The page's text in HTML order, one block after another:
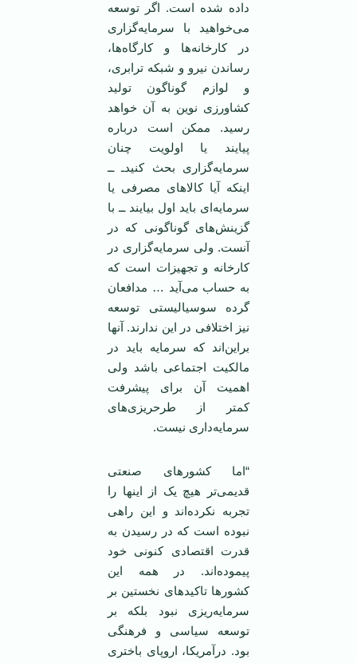
داده شده است. اگر توسعه
می‌خواهید با سرمایه‌گزاری
در کارخانه‌ها و کارگاه‌ها،
رساندن نیرو و شبکه ترابری،
و لوازم گوناگون تولید
کشاورزی نوین به آن خواهد
رسید. ممکن است درباره
پیایند یا اولویت چنان
سرمایه‌گزاری بحث کنیدـ ــ
اینکه آیا کالاهای مصرفی یا
سرمایه‌ای باید اول بیایند ــ با
گزینش‌های گوناگونی که در
آنست. ولی سرمایه‌گزاری در
کارخانه و تجهیزات است که
به حساب می‌آید … مدافعان
گرده سوسیالیستی توسعه
نیز اختلافی در این ندارند. آنها
براین‌اند که سرمایه باید در
مالکیت اجتماعی باشد ولی
اهمیت آن برای پیشرفت
کمتر از طرحریزی‌های
سرمایه‌داری نیست.
“اما کشورهای صنعتی
قدیمی‌تر هیچ یک از اینها را
تجربه نکرده‌اند و این راهی
نبوده است که در رسیدن به
قدرت اقتصادی کنونی خود
پیموده‌اند. در همه این
کشورها تاکیدهای نخستین بر
سرمایه‌ریزی نبود بلکه بر
توسعه سیاسی و فرهنگی
بود. درآمریکا، اروپای باختری